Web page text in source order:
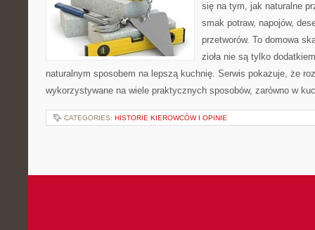
się na tym, jak naturalne
smak potraw, napojów,
przetworów. To domowa
zioła nie są tylko
naturalnym sposobem na lepszą kuchnię. Serwis pokazuje, że
wykorzystywane na wiele praktycznych sposobów, zarówno w
CATEGORIES: HISTORIE KIEROWCÓW I OPINIE